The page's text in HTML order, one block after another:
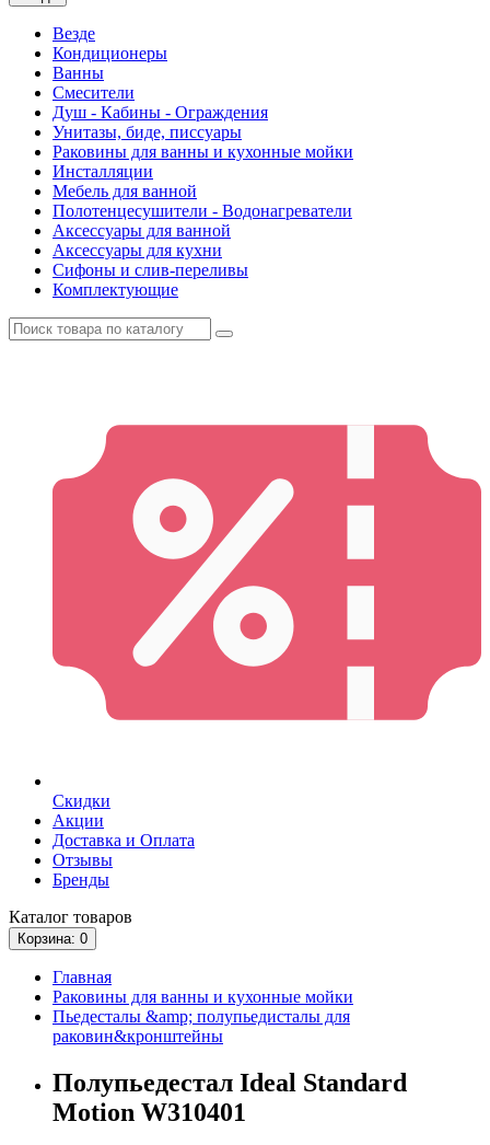
Везде
Кондиционеры
Ванны
Смесители
Душ - Кабины - Ограждения
Унитазы, биде, писсуары
Раковины для ванны и кухонные мойки
Инсталляции
Мебель для ванной
Полотенцесушители - Водонагреватели
Аксессуары для ванной
Аксессуары для кухни
Сифоны и слив-переливы
Комплектующие
Скидки
Акции
Доставка и Оплата
Отзывы
Бренды
Каталог товаров
Корзина: 0
Главная
Раковины для ванны и кухонные мойки
Пьедесталы &amp; полупьедисталы для
раковин&кронштейны
Полупьедестал Ideal Standard
Motion W310401